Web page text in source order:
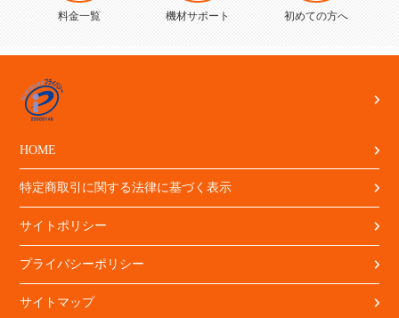
料金一覧 機材サポート 初めての方へ
HOME
特定商取引に関する法律に基づく表示
サイトポリシー
プライバシーポリシー
サイトマップ